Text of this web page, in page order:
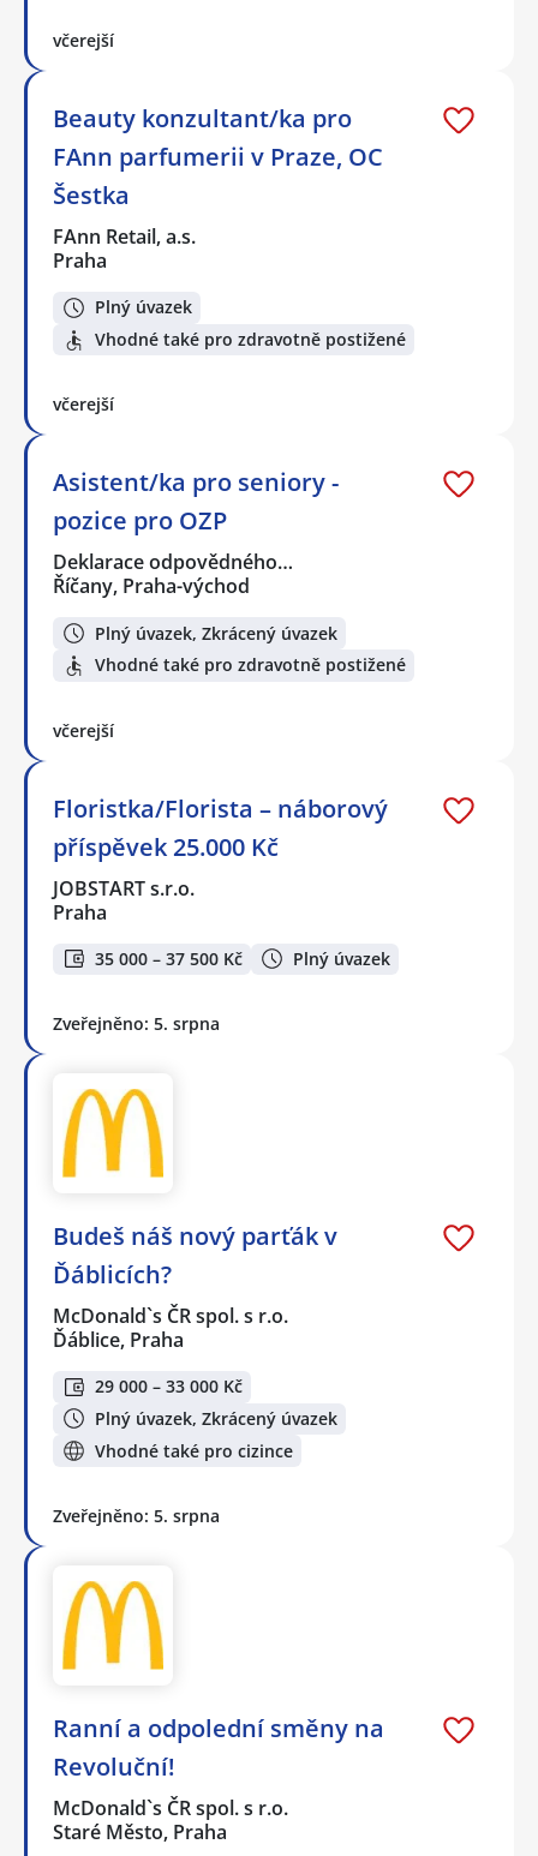
včerejší
Beauty konzultant/ka pro
FAnn parfumerii v Praze, OC
Šestka
FAnn Retail, a.s.
Praha
Plný úvazek
Vhodné také pro zdravotně postižené
včerejší
Asistent/ka pro seniory -
pozice pro OZP
Deklarace odpovědného…
Říčany, Praha-východ
Plný úvazek, Zkrácený úvazek
Vhodné také pro zdravotně postižené
včerejší
Floristka/Florista – náborový
příspěvek 25.000 Kč
JOBSTART s.r.o.
Praha
35 000 – 37 500 Kč Plný úvazek
Zveřejněno: 5. srpna
Budeš náš nový parťák v
Ďáblicích?
McDonald`s ČR spol. s r.o.
Ďáblice, Praha
29 000 – 33 000 Kč
Plný úvazek, Zkrácený úvazek
Vhodné také pro cizince
Zveřejněno: 5. srpna
Ranní a odpolední směny na
Revoluční!
McDonald`s ČR spol. s r.o.
Staré Město, Praha